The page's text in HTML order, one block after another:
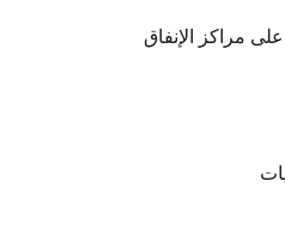
مراكز الإنفاق